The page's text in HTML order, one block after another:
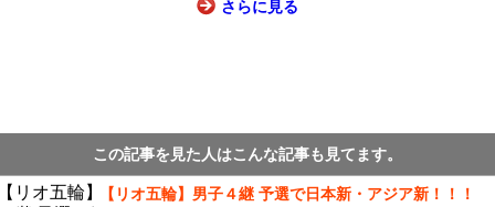
さらに見る
この記事を見た人はこんな記事も見てます。
【リオ五輪】男子４継 予選で日本新・アジア新！！！